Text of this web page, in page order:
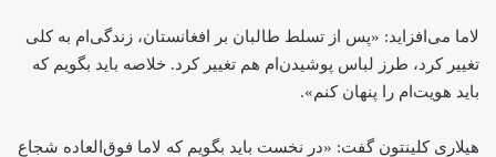
لاما می‌افزاید: «پس از تسلط طالبان بر افغانستان، زندگی‌ام به کلی
تغییر کرد، طرز لباس پوشیدن‌ام هم تغییر کرد. خلاصه باید بگویم که
باید هویت‌ام را پنهان کنم».
هیلاری کلینتون گفت: «در نخست باید بگویم که لاما فوق‌العاده شجاع